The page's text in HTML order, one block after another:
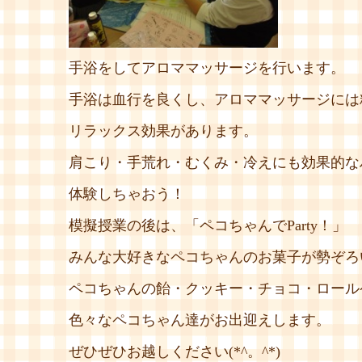
手浴をしてアロママッサージを行います。
手浴は血行を良くし、アロママッサージに
リラックス効果があります。
肩こり・手荒れ・むくみ・冷えにも効果的
体験しちゃおう！
模擬授業の後は、「ペコちゃんでParty！」
みんな大好きなペコちゃんのお菓子が勢ぞ
ペコちゃんの飴・クッキー・チョコ・ロール
色々なペコちゃん達がお出迎えします。
ぜひぜひお越しください(*^。^*)